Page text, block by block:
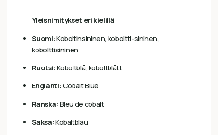
Yleisnimitykset eri kielillä
Suomi:Koboltinsininen, koboltti-sininen,
kobolttisininen
Ruotsi: Koboltblå, koboltblått
Englanti:Cobalt Blue
Ranska: Bleu de cobalt
Saksa:Kobaltblau